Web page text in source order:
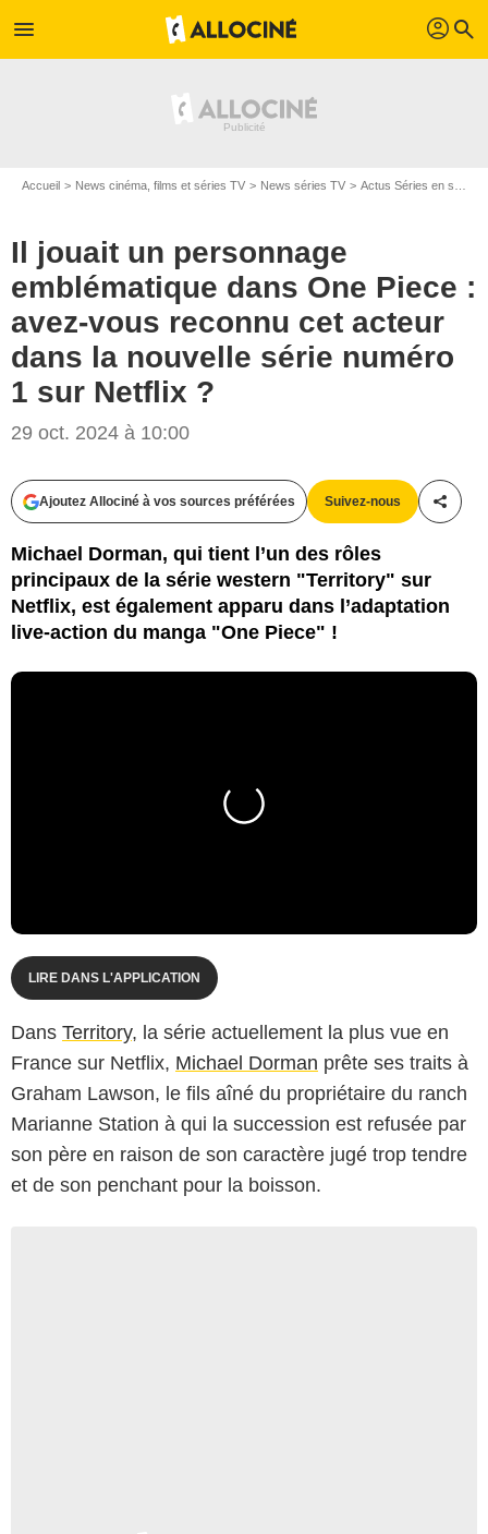
menu profil search
Accueil News cinéma, films et séries TV News séries TV Actus Séries en streaming
Il jouait un personnage
emblématique dans One Piece :
avez-vous reconnu cet acteur
dans la nouvelle série numéro
1 sur Netflix ?
29 oct. 2024 à 10:00
Ajoutez Allociné à vos sources préférées Suivez-nous
Michael Dorman, qui tient l’un des rôles
principaux de la série western "Territory" sur
Netflix, est également apparu dans l’adaptation
live-action du manga "One Piece" !
LIRE DANS L'APPLICATION
Dans Territory, la série actuellement la plus vue en
France sur Netflix, Michael Dorman prête ses traits à
Graham Lawson, le fils aîné du propriétaire du ranch
Marianne Station à qui la succession est refusée par
son père en raison de son caractère jugé trop tendre
et de son penchant pour la boisson.